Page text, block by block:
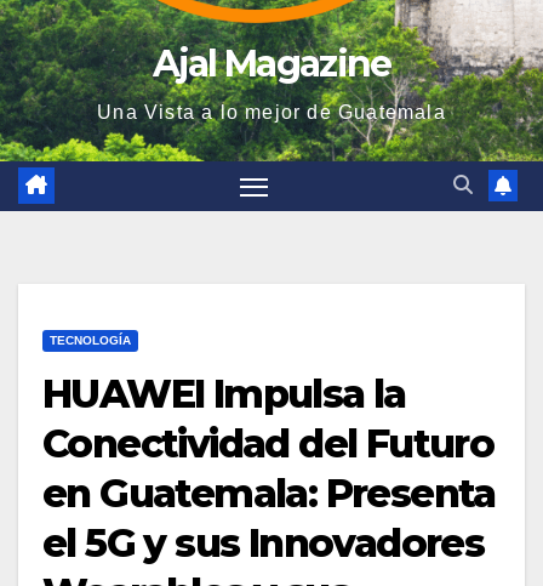
Ajal Magazine
Una Vista a lo mejor de Guatemala
TECNOLOGÍA
HUAWEI Impulsa la
Conectividad del Futuro
en Guatemala: Presenta
el 5G y sus Innovadores